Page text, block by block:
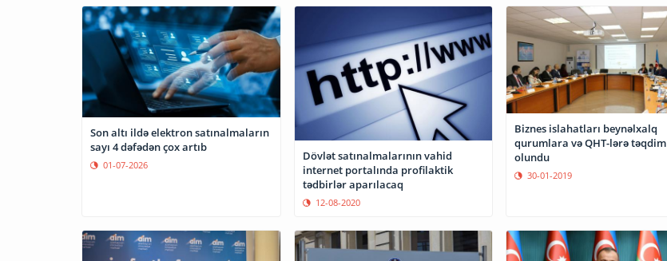
Son altı ildə elektron satınalmaların
sayı 4 dəfədən çox artıb
01-07-2026
Dövlət satınalmalarının vahid
internet portalında profilaktik
tədbirlər aparılacaq
12-08-2020
Biznes islahatları beynəlxalq
qurumlara və QHT-lərə təqdim
olundu
30-01-2019